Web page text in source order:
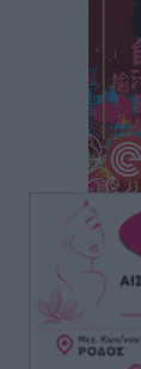
Ιππότες:
Αθλητικά•
ΠΑΜΕ
ευρώ σε
Αθλητικά
υποδομών
Τοπικές